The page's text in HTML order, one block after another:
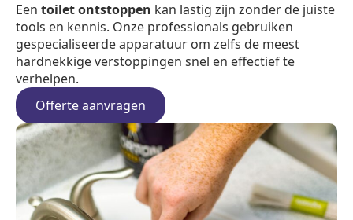
Een toilet ontstoppen kan lastig zijn zonder de juiste
tools en kennis. Onze professionals gebruiken
gespecialiseerde apparatuur om zelfs de meest
hardnekkige verstoppingen snel en effectief te
verhelpen.
Offerte aanvragen